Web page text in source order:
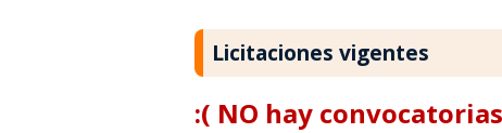
Licitaciones vigentes
:( NO hay